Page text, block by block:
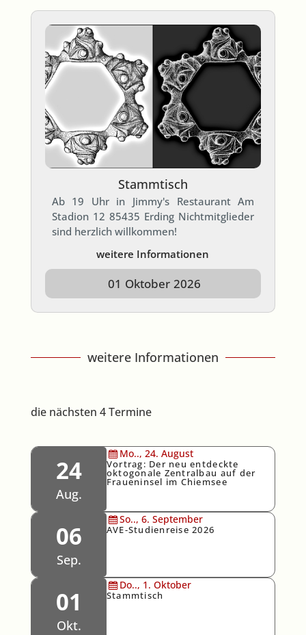
Stammtisch
Ab 19 Uhr in Jimmy's Restaurant Am
Stadion 12 85435 Erding Nichtmitglieder
sind herzlich willkommen!
weitere Informationen
01 Oktober 2026
weitere Informationen
die nächsten 4 Termine
24
Aug.
Mo.., 24. August
Vortrag: Der neu entdeckte
oktogonale Zentralbau auf der
Fraueninsel im Chiemsee
06
Sep.
So.., 6. September
AVE-Studienreise 2026
01
Okt.
Do.., 1. Oktober
Stammtisch